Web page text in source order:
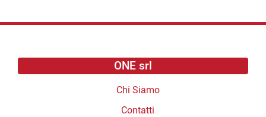
ONE srl
Chi Siamo
Contatti